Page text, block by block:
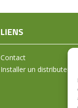
LIENS
Contact
Installer un distributeur